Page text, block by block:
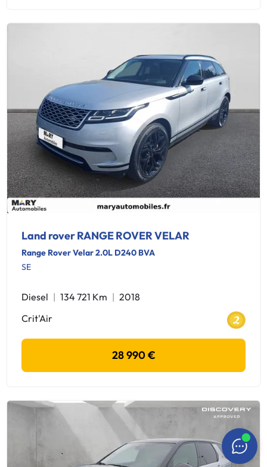
Land rover RANGE ROVER VELAR
Range Rover Velar 2.0L D240 BVA
SE
Diesel 134 721 Km
2018
Crit'Air
28 990 €